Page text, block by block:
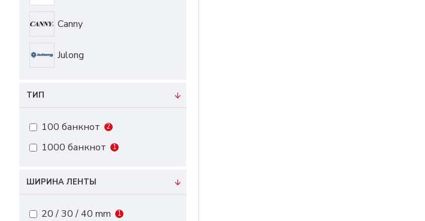
Canny
Julong
ТИП
100 банкнот 2
1000 банкнот 1
ШИРИНА ЛЕНТЫ
20 / 30 / 40 mm 1